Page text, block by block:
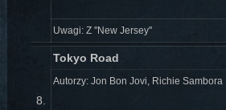
Uwagi: Z ''New Jersey''
8.
Tokyo Road
Autorzy: Jon Bon Jovi, Richie Sambora